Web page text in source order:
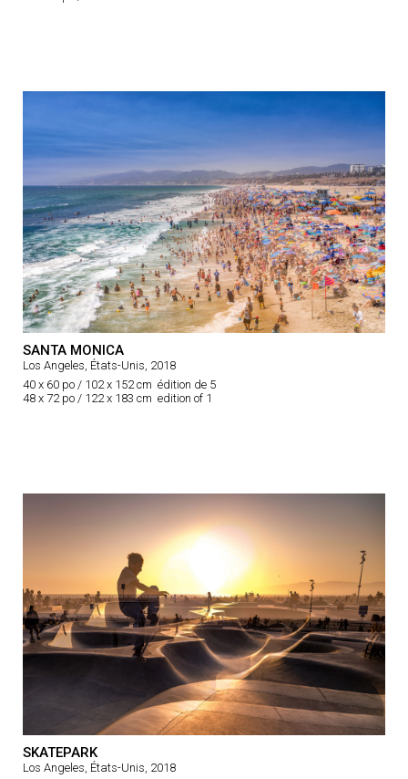
SANTA MONICA
Los Angeles, États-Unis, 2018
40 x 60 po / 102 x 152 cm édition de 5
48 x 72 po / 122 x 183 cm edition of 1
SKATEPARK
Los Angeles, États-Unis, 2018